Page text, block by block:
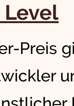
Level
Preis